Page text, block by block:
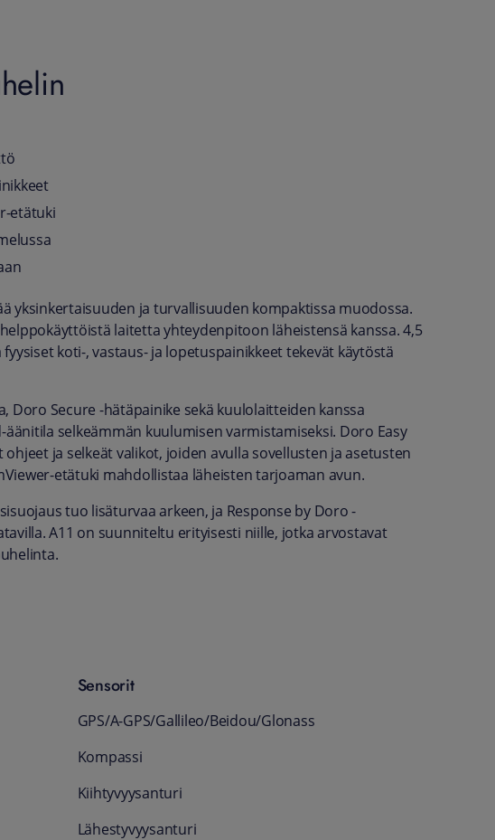
etätuki
yksinkertaisuuden ja turvallisuuden kompaktissa muodossa.
laitetta yhteydenpitoon läheistensä kanssa. 4,5
koti-, vastaus- ja lopetuspainikkeet tekevät käytöstä
Doro Secure -hätäpainike sekä kuulolaitteiden kanssa
selkeämmän kuulumisen varmistamiseksi. Doro Easy
ja selkeät valikot, joiden avulla sovellusten ja asetusten
etätuki mahdollistaa läheisten tarjoaman avun.
tuo lisäturvaa arkeen, ja Response by Doro -
A11 on suunniteltu erityisesti niille, jotka arvostavat
Sensorit
GPS/A-GPS/Gallileo/Beidou/Glonass
Kompassi
Kiihtyvyysanturi
Lähestyvyysanturi